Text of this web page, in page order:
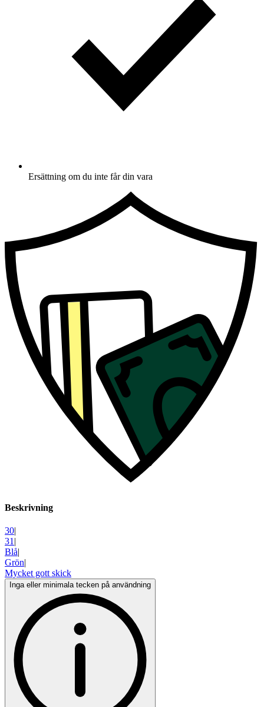
Ersättning om du inte får din vara
Beskrivning
30|
31 |
Blå|
Grön|
Mycket gott skick
Inga eller minimala tecken på användning